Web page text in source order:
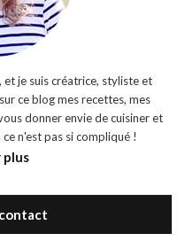
et je suis créatrice, styliste et
ce blog mes recettes, mes
donner envie de cuisiner et
n'est pas si compliqué !
plus